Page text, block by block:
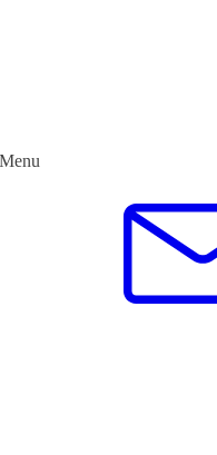
Menu